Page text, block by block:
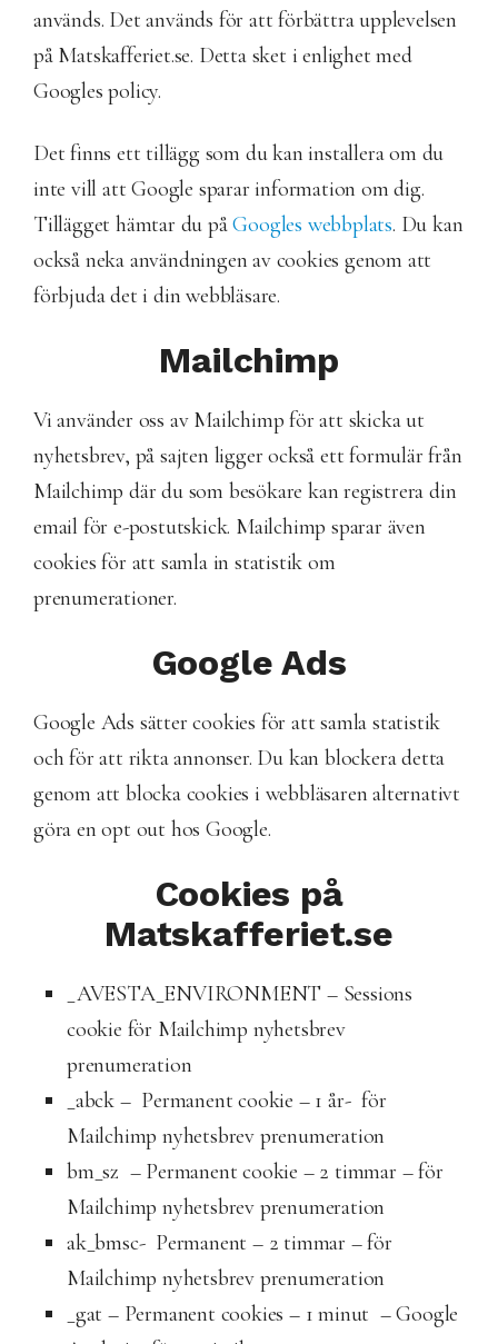
används. Det används för att förbättra upplevelsen
på Matskafferiet.se. Detta sket i enlighet med
Googles policy.
Det finns ett tillägg som du kan installera om du
inte vill att Google sparar information om dig.
Tillägget hämtar du påGoogles webbplats. Du kan
också neka användningen av cookies genom att
förbjuda det i din webbläsare.
Mailchimp
Vi använder oss av Mailchimp för att skicka ut
nyhetsbrev, på sajten ligger också ett formulär från
Mailchimp där du som besökare kan registrera din
email för e-postutskick. Mailchimp sparar även
cookies för att samla in statistik om
prenumerationer.
Google Ads
Google Ads sätter cookies för att samla statistik
och för att rikta annonser. Du kan blockera detta
genom att blocka cookies i webbläsaren alternativt
göra en opt out hos Google.
Cookies på
Matskafferiet.se
_AVESTA_ENVIRONMENT – Sessions
cookie för Mailchimp nyhetsbrev
prenumeration
_abck – Permanent cookie – 1 år- för
Mailchimp nyhetsbrev prenumeration
bm_sz – Permanent cookie – 2 timmar – för
Mailchimp nyhetsbrev prenumeration
ak_bmsc- Permanent – 2 timmar – för
Mailchimp nyhetsbrev prenumeration
_gat – Permanent cookies – 1 minut – Google